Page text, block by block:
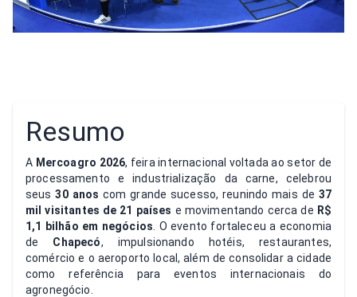
Resumo
A Mercoagro 2026, feira internacional voltada ao setor de
processamento e industrialização da carne, celebrou
seus30 anos com grande sucesso, reunindo mais de 37
mil visitantes de 21 países e movimentando cerca de R$
1,1 bilhão em negócios . O evento fortaleceu a economia
de Chapecó, impulsionando hotéis, restaurantes,
comércio e o aeroporto local, além de consolidar a cidade
como referência para eventos internacionais do
agronegócio.